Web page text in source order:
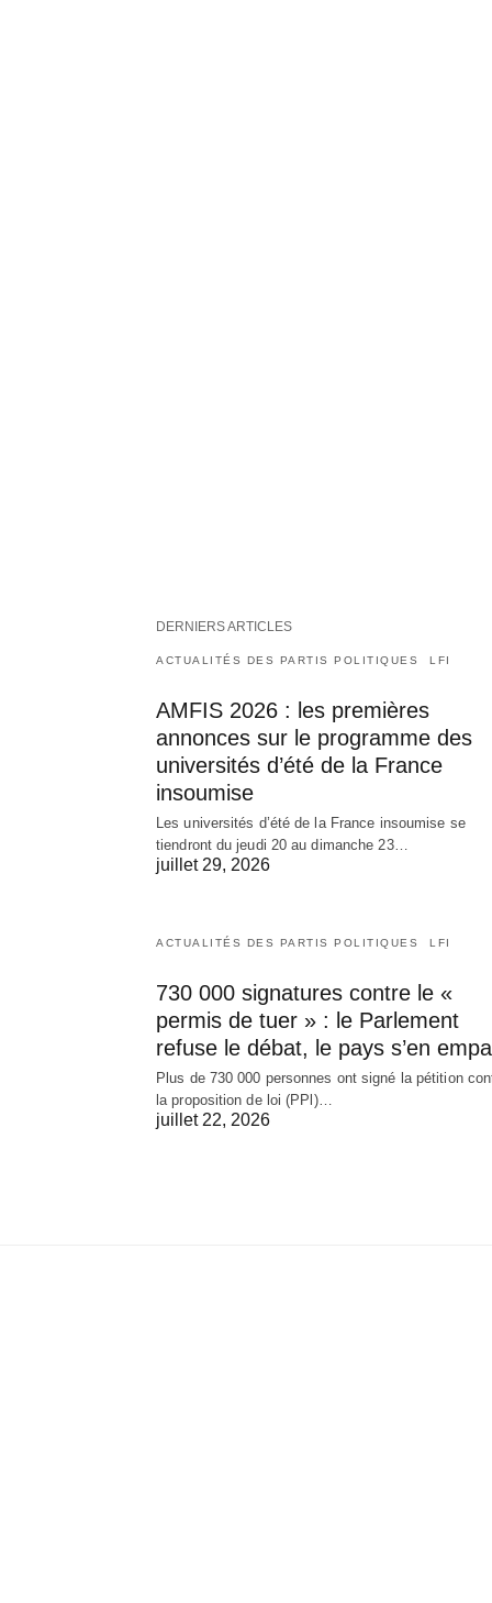
DERNIERS ARTICLES
ACTUALITÉS DES PARTIS POLITIQUES LFI
AMFIS 2026 : les premières
annonces sur le programme des
universités d’été de la France
insoumise
Les universités d’été de la France insoumise se
tiendront du jeudi 20 au dimanche 23…
juillet 29, 2026
ACTUALITÉS DES PARTIS POLITIQUES LFI
730 000 signatures contre le «
permis de tuer » : le Parlement
refuse le débat, le pays s’en
Plus de 730 000 personnes ont signé la pétition
la proposition de loi (PPl)…
juillet 22, 2026